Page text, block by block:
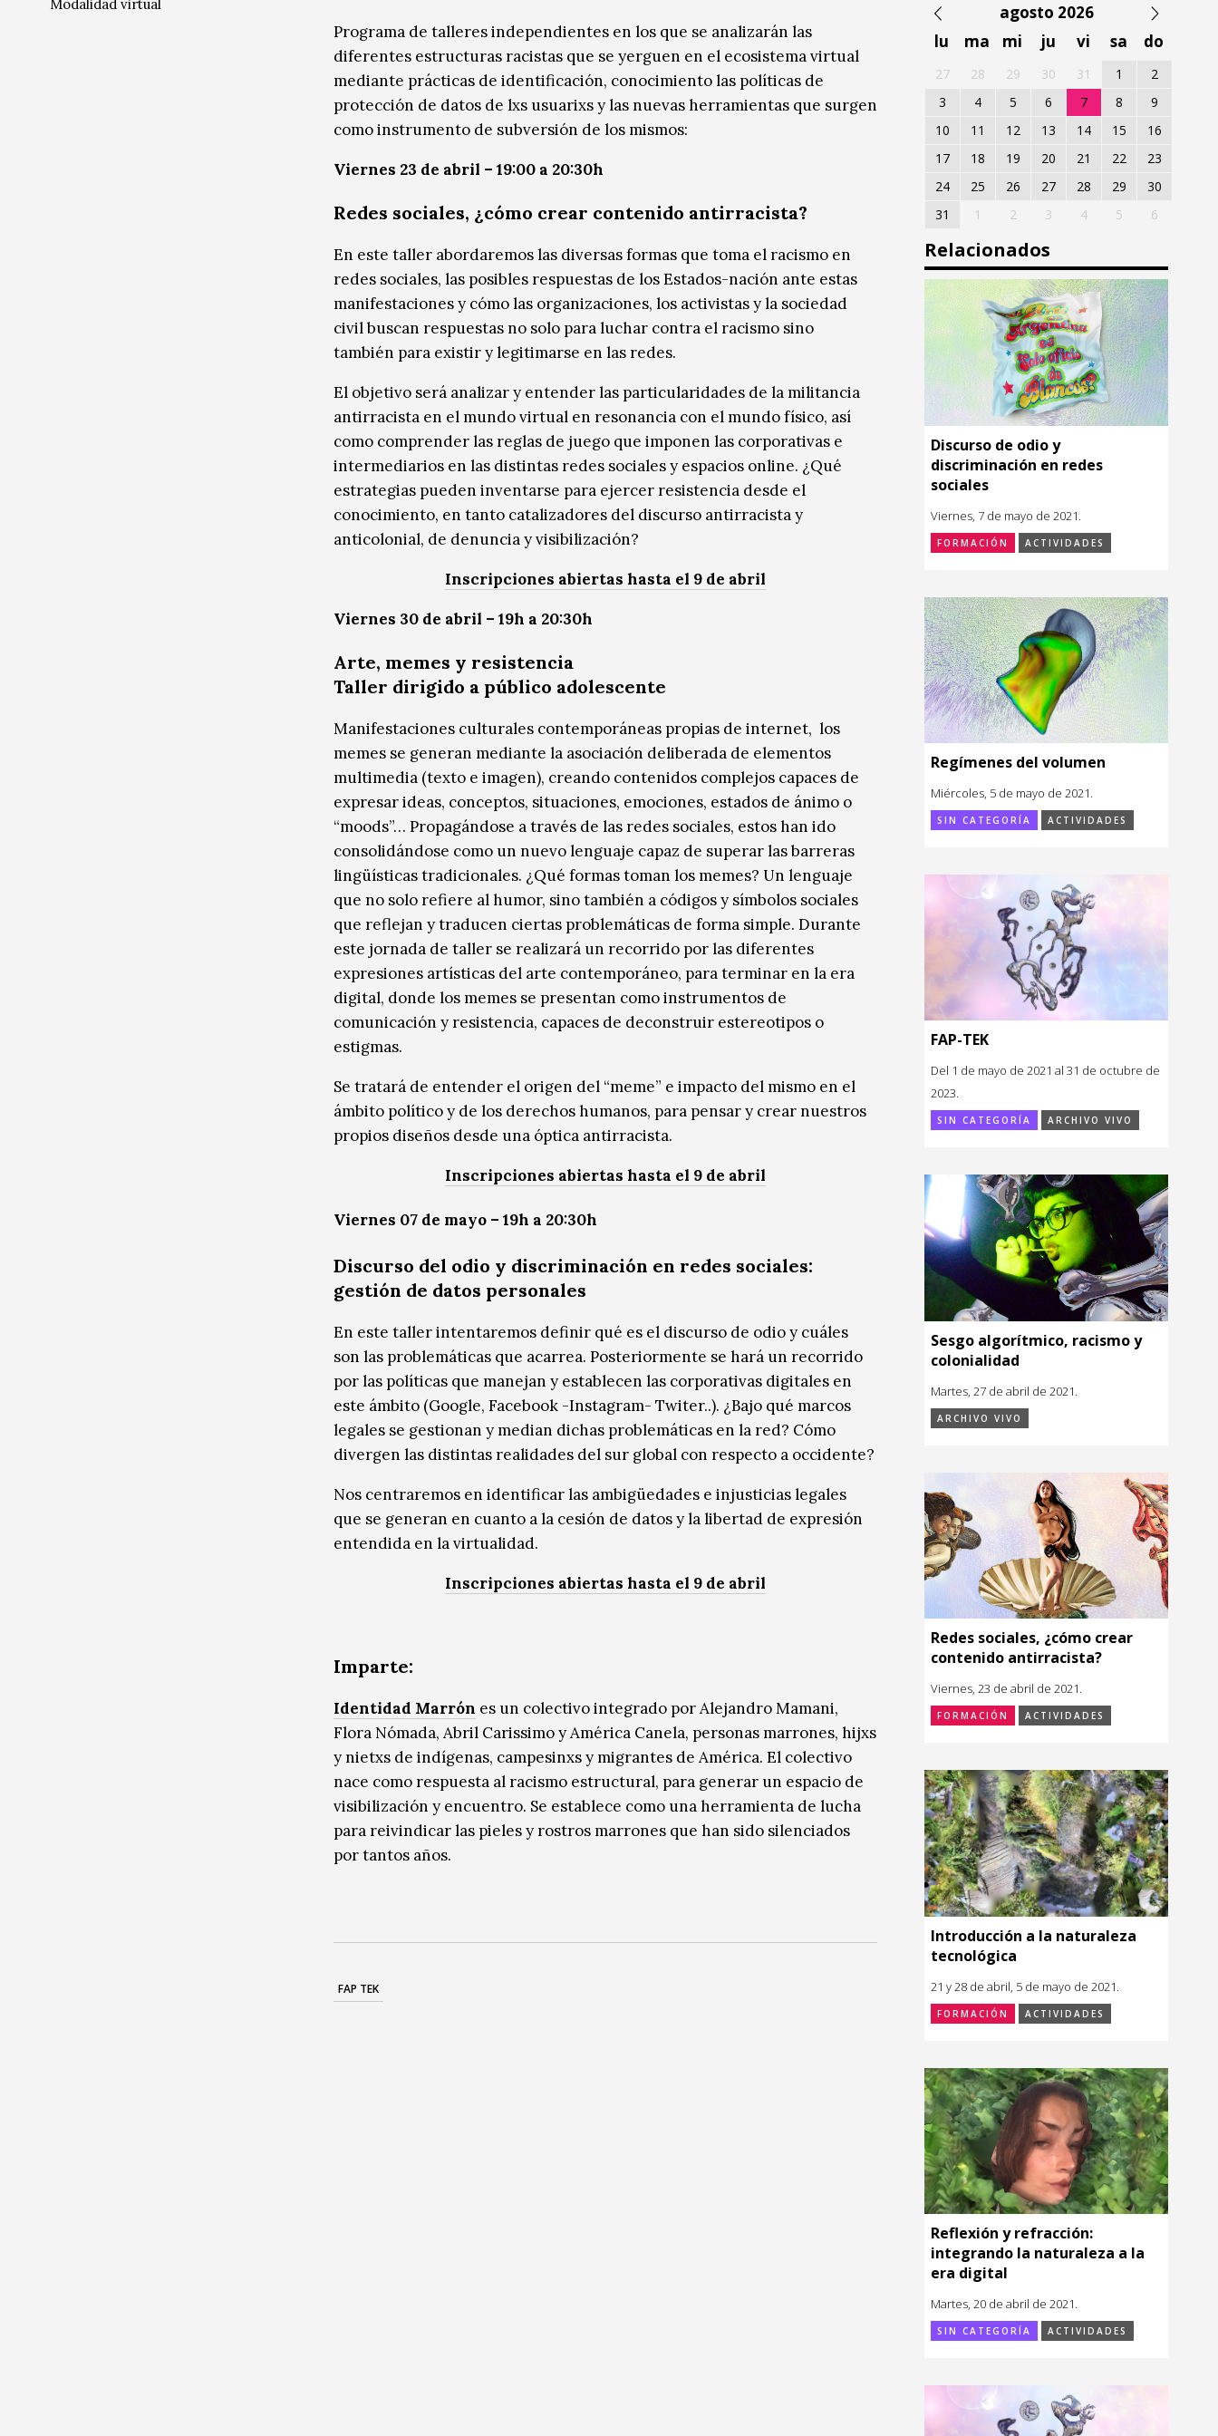
Programa de talleres independientes en los que se analizarán las
diferentes estructuras racistas que se yerguen en el ecosistema virtual
mediante prácticas de identificación, conocimiento las políticas de
protección de datos de lxs usuarixs y las nuevas herramientas que surgen
como instrumento de subversión de los mismos:
Viernes 23 de abril – 19:00 a 20:30h
Redes sociales, ¿cómo crear contenido antirracista?
En este taller abordaremos las diversas formas que toma el racismo en
redes sociales, las posibles respuestas de los Estados-nación ante estas
manifestaciones y cómo las organizaciones, los activistas y la sociedad
civil buscan respuestas no solo para luchar contra el racismo sino
también para existir y legitimarse en las redes.
El objetivo será analizar y entender las particularidades de la militancia
antirracista en el mundo virtual en resonancia con el mundo físico, así
como comprender las reglas de juego que imponen las corporativas e
intermediarios en las distintas redes sociales y espacios online. ¿Qué
estrategias pueden inventarse para ejercer resistencia desde el
conocimiento, en tanto catalizadores del discurso antirracista y
anticolonial, de denuncia y visibilización?
Inscripciones abiertas hasta el 9 de abril
Viernes 30 de abril – 19h a 20:30h
Arte, memes y resistencia
Taller dirigido a público adolescente
Manifestaciones culturales contemporáneas propias de internet, los
memes se generan mediante la asociación deliberada de elementos
multimedia (texto e imagen), creando contenidos complejos capaces de
expresar ideas, conceptos, situaciones, emociones, estados de ánimo o
“moods”… Propagándose a través de las redes sociales, estos han ido
consolidándose como un nuevo lenguaje capaz de superar las barreras
lingüísticas tradicionales. ¿Qué formas toman los memes? Un lenguaje
que no solo refiere al humor, sino también a códigos y símbolos sociales
que reflejan y traducen ciertas problemáticas de forma simple. Durante
este jornada de taller se realizará un recorrido por las diferentes
expresiones artísticas del arte contemporáneo, para terminar en la era
digital, donde los memes se presentan como instrumentos de
comunicación y resistencia, capaces de deconstruir estereotipos o
estigmas.
Se tratará de entender el origen del “meme” e impacto del mismo en el
ámbito político y de los derechos humanos, para pensar y crear nuestros
propios diseños desde una óptica antirracista.
Inscripciones abiertas hasta el 9 de abril
Viernes 07 de mayo – 19h a 20:30h
Discurso del odio y discriminación en redes sociales:
gestión de datos personales
En este taller intentaremos definir qué es el discurso de odio y cuáles
son las problemáticas que acarrea. Posteriormente se hará un recorrido
por las políticas que manejan y establecen las corporativas digitales en
este ámbito (Google, Facebook -Instagram- Twiter..). ¿Bajo qué marcos
legales se gestionan y median dichas problemáticas en la red? Cómo
divergen las distintas realidades del sur global con respecto a occidente?
Nos centraremos en identificar las ambigüedades e injusticias legales
que se generan en cuanto a la cesión de datos y la libertad de expresión
entendida en la virtualidad.
Inscripciones abiertas hasta el 9 de abril
Imparte:
Identidad Marrón es un colectivo integrado por Alejandro Mamani,
Flora Nómada, Abril Carissimo y América Canela, personas marrones, hijxs
y nietxs de indígenas, campesinxs y migrantes de América. El colectivo
nace como respuesta al racismo estructural, para generar un espacio de
visibilización y encuentro. Se establece como una herramienta de lucha
para reivindicar las pieles y rostros marrones que han sido silenciados
por tantos años.
FAP TEK
Modalidad virtual
agosto 2026
lu
ma mi ju vi sa do
27 28 29 30 31 1
2
3
4 5 6 7 8
9
10
11 12 13 14 15
16
17
18 19 20 21 22
23
24
25 26 27 28 29
30
31
1 2 3 4 5 6
Relacionados
Discurso de odio y
discriminación en redes
sociales
Viernes, 7 de mayo de 2021.
FORMACIÓN ACTIVIDADES
Regímenes del volumen
Miércoles, 5 de mayo de 2021.
SIN CATEGORÍA ACTIVIDADES
FAP-TEK
Del 1 de mayo de 2021 al 31 de octubre de
2023.
SIN CATEGORÍA ARCHIVO VIVO
Sesgo algorítmico, racismo y
colonialidad
Martes, 27 de abril de 2021.
ARCHIVO VIVO
Redes sociales, ¿cómo crear
contenido antirracista?
Viernes, 23 de abril de 2021.
FORMACIÓN ACTIVIDADES
Introducción a la naturaleza
tecnológica
21 y 28 de abril, 5 de mayo de 2021.
FORMACIÓN ACTIVIDADES
Reflexión y refracción:
integrando la naturaleza a la
era digital
Martes, 20 de abril de 2021.
SIN CATEGORÍA ACTIVIDADES